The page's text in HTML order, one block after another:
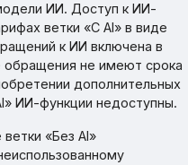
ИИ. Доступ к ИИ-
ветки «С AI» в виде
к ИИ включена в
обращения не имеют срока
дополнительных
ИИ-функции недоступны.
«Без AI»